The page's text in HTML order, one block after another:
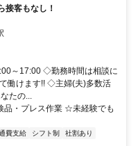
客もなし！
～17:00 ◇勤務時間は相談に
働けます!! ◇主婦(夫)多数活
たの...
品・プレス作業 ☆未経験でも
費支給 シフト制 社割あり